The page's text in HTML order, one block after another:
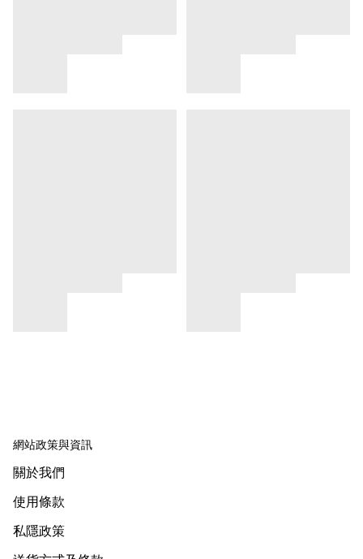
網站政策與資訊
關於我們
使用條款
私隱政策